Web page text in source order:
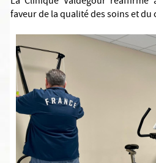
faveur de la qualité des soins et